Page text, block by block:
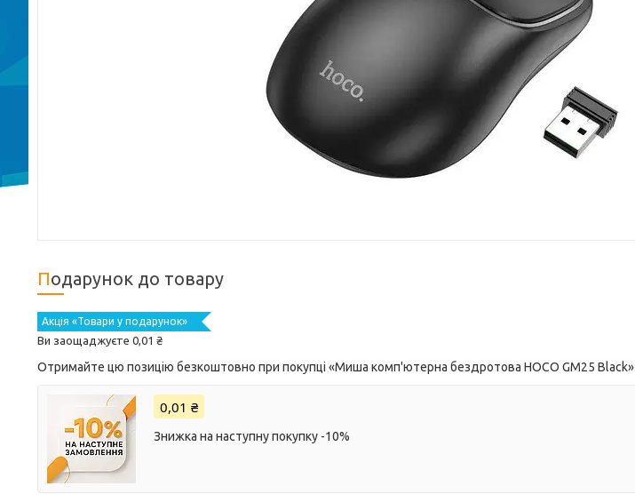
Подарунок до товару
Акція «Товари у подарунок»
Ви заощаджуєте 0,01 ₴
Отримайте цю позицію безкоштовно при покупці «Миша комп'ютерна бездротова HOCO GM25 Black»
0,01 ₴
Знижка на наступну покупку -10%